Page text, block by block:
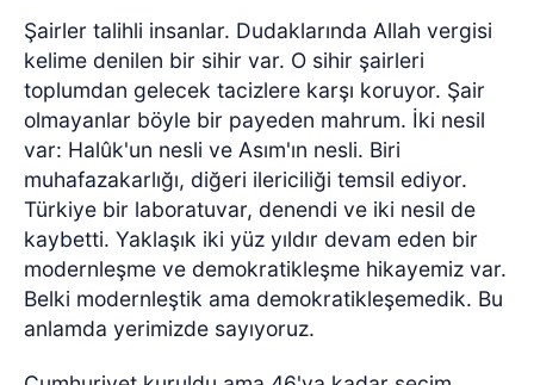
Şairler talihli insanlar. Dudaklarında Allah vergisi
kelime denilen bir sihir var. O sihir şairleri
toplumdan gelecek tacizlere karşı koruyor. Şair
olmayanlar böyle bir payeden mahrum. İki nesil
var: Halûk'un nesli ve Asım'ın nesli. Biri
muhafazakarlığı, diğeri ilericiliği temsil ediyor.
Türkiye bir laboratuvar, denendi ve iki nesil de
kaybetti. Yaklaşık iki yüz yıldır devam eden bir
modernleşme ve demokratikleşme hikayemiz var.
Belki modernleştik ama demokratikleşemedik. Bu
anlamda yerimizde sayıyoruz.